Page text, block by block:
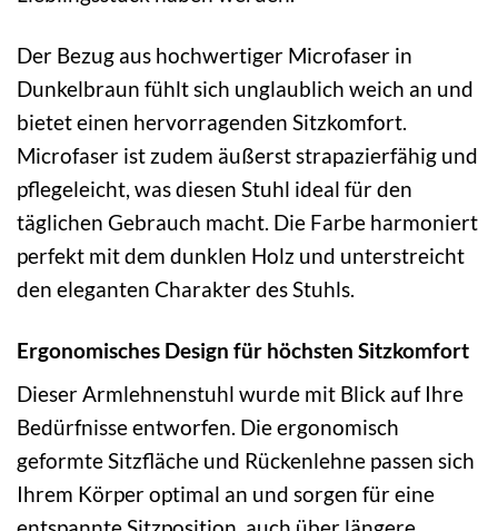
Der Bezug aus hochwertiger Microfaser in
Dunkelbraun fühlt sich unglaublich weich an und
bietet einen hervorragenden Sitzkomfort.
Microfaser ist zudem äußerst strapazierfähig und
pflegeleicht, was diesen Stuhl ideal für den
täglichen Gebrauch macht. Die Farbe harmoniert
perfekt mit dem dunklen Holz und unterstreicht
den eleganten Charakter des Stuhls.
Ergonomisches Design für höchsten Sitzkomfort
Dieser Armlehnenstuhl wurde mit Blick auf Ihre
Bedürfnisse entworfen. Die ergonomisch
geformte Sitzfläche und Rückenlehne passen sich
Ihrem Körper optimal an und sorgen für eine